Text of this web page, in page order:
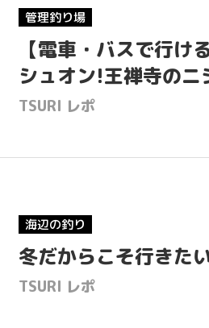
管理釣り場
【電車・バスで行け
シュオン!王禅寺の
TSURI レポ
海辺の釣り
冬だからこそ行きた
TSURI レポ